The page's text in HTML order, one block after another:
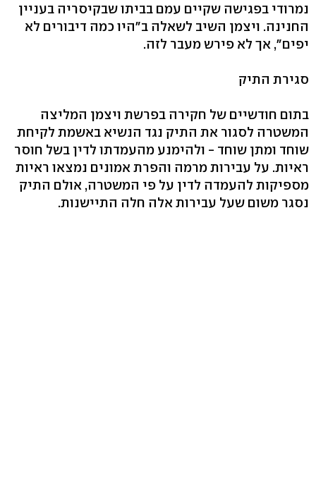
נמרודי בפגישה שקיים עמם בביתו שבקיסריה בעניין
החנינה. ויצמן השיב לשאלה ב"היו כמה דיבורים לא
יפים", אך לא פירש מעבר לזה.
סגירת התיק
בתום חודשיים של חקירה בפרשת ויצמן המליצה
המשטרה לסגור את התיק נגד הנשיא באשמת לקיחת
שוחד ומתן שוחד - ולהימנע מהעמדתו לדין בשל חוסר
ראיות. על עבירות מרמה והפרת אמונים נמצאו ראיות
מספיקות להעמדה לדין על פי המשטרה, אולם התיק
נסגר משום שעל עבירות אלה חלה התיישנות.